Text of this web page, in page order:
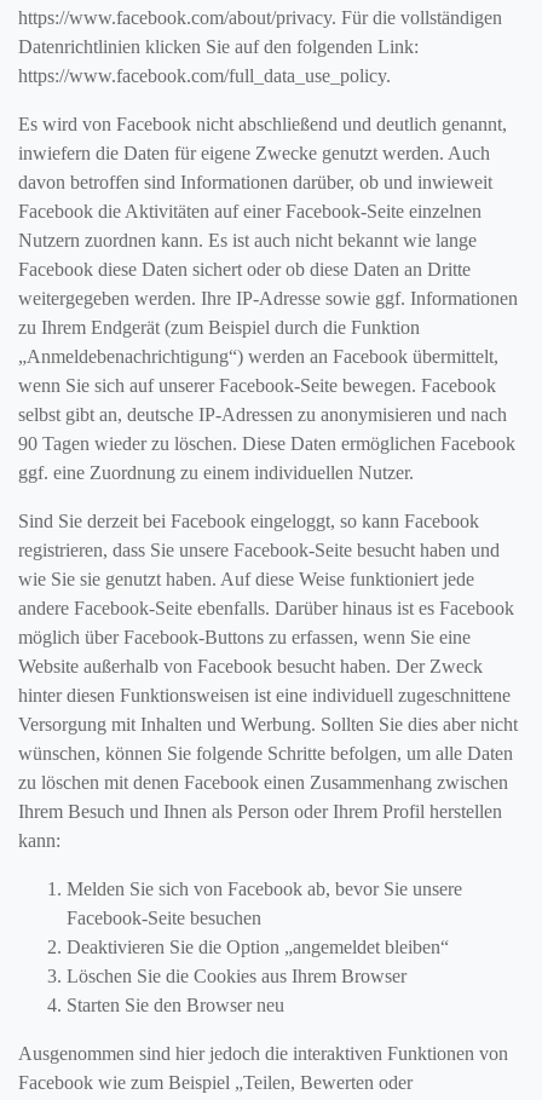
https://www.facebook.com/about/privacy. Für die vollständigen
Datenrichtlinien klicken Sie auf den folgenden Link:
https://www.facebook.com/full_data_use_policy.
Es wird von Facebook nicht abschließend und deutlich genannt,
inwiefern die Daten für eigene Zwecke genutzt werden. Auch
davon betroffen sind Informationen darüber, ob und inwieweit
Facebook die Aktivitäten auf einer Facebook-Seite einzelnen
Nutzern zuordnen kann. Es ist auch nicht bekannt wie lange
Facebook diese Daten sichert oder ob diese Daten an Dritte
weitergegeben werden. Ihre IP-Adresse sowie ggf. Informationen
zu Ihrem Endgerät (zum Beispiel durch die Funktion
„Anmeldebenachrichtigung“) werden an Facebook übermittelt,
wenn Sie sich auf unserer Facebook-Seite bewegen. Facebook
selbst gibt an, deutsche IP-Adressen zu anonymisieren und nach
90 Tagen wieder zu löschen. Diese Daten ermöglichen Facebook
ggf. eine Zuordnung zu einem individuellen Nutzer.
Sind Sie derzeit bei Facebook eingeloggt, so kann Facebook
registrieren, dass Sie unsere Facebook-Seite besucht haben und
wie Sie sie genutzt haben. Auf diese Weise funktioniert jede
andere Facebook-Seite ebenfalls. Darüber hinaus ist es Facebook
möglich über Facebook-Buttons zu erfassen, wenn Sie eine
Website außerhalb von Facebook besucht haben. Der Zweck
hinter diesen Funktionsweisen ist eine individuell zugeschnittene
Versorgung mit Inhalten und Werbung. Sollten Sie dies aber nicht
wünschen, können Sie folgende Schritte befolgen, um alle Daten
zu löschen mit denen Facebook einen Zusammenhang zwischen
Ihrem Besuch und Ihnen als Person oder Ihrem Profil herstellen
kann:
Melden Sie sich von Facebook ab, bevor Sie unsere
Facebook-Seite besuchen
Deaktivieren Sie die Option „angemeldet bleiben“
Löschen Sie die Cookies aus Ihrem Browser
Starten Sie den Browser neu
Ausgenommen sind hier jedoch die interaktiven Funktionen von
Facebook wie zum Beispiel „Teilen, Bewerten oder